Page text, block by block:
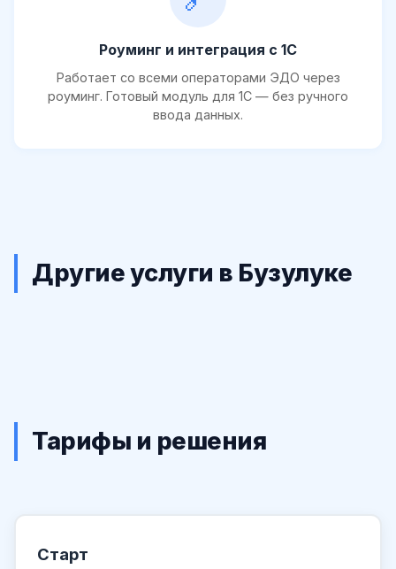
Роуминг и интеграция с 1С
Работает со всеми операторами ЭДО через
роуминг. Готовый модуль для 1С — без ручного
ввода данных.
Другие услуги в Бузулуке
Тарифы и решения
Старт